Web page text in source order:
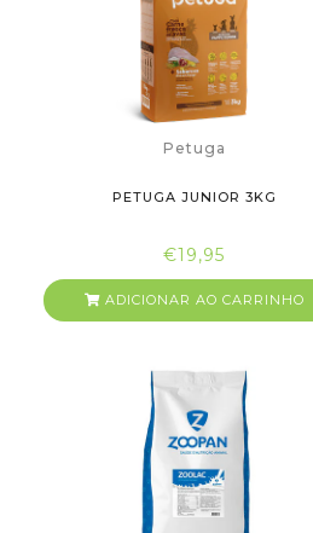
Petuga
PETUGA JUNIOR 3KG
€19,95
ADICIONAR AO CARRINHO